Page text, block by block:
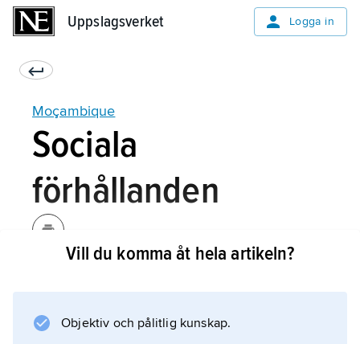
Uppslagsverket Logga in
Moçambique
Sociala
förhållanden
befolkning lever i extrem fattigdom. Det
senaste decenniet har dock andelen fattiga
Vill du komma åt hela artikeln?
Objektiv och pålitlig kunskap.